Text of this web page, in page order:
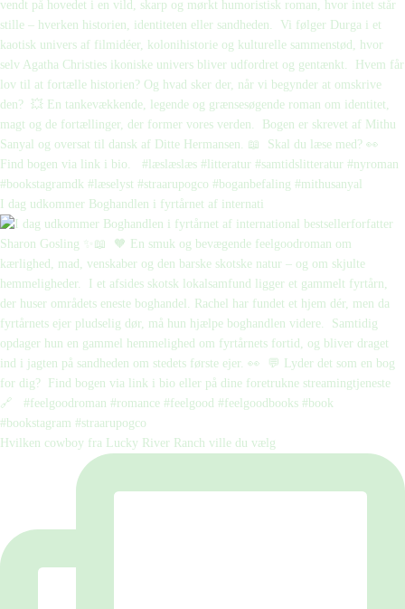
I dag udkommer Boghandlen i fyrtårnet af internati
Hvilken cowboy fra Lucky River Ranch ville du vælg